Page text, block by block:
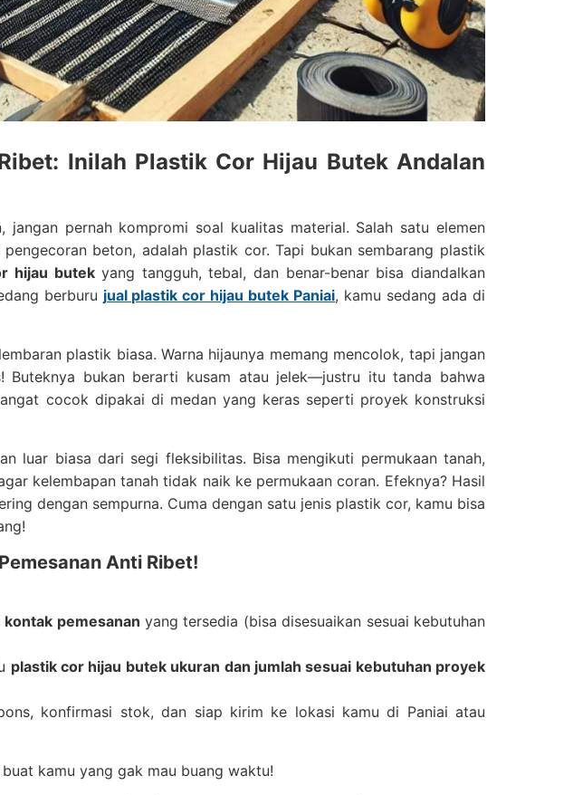
Inilah Plastik Cor Hijau Butek Andalan
jangan pernah kompromi soal kualitas material. Salah satu elemen
beton, adalah plastik cor. Tapi bukan sembarang plastik
hijau butekyang tangguh, tebal, dan benar-benar bisa diandalkan
berburu jual plastik cor hijau butek Paniai, kamu sedang ada di
plastik biasa. Warna hijaunya memang mencolok, tapi jangan
Buteknya bukan berarti kusam atau jelek—justru itu tanda bahwa
cocok dipakai di medan yang keras seperti proyek konstruksi
luar biasa dari segi fleksibilitas. Bisa mengikuti permukaan tanah,
kelembapan tanah tidak naik ke permukaan coran. Efeknya? Hasil
dengan sempurna. Cuma dengan satu jenis plastik cor, kamu bisa
Anti Ribet!
pemesanan yang tersedia (bisa disesuaikan sesuai kebutuhan
plastik cor hijau butek ukuran dan jumlah sesuai kebutuhan proyek
konfirmasi stok, dan siap kirim ke lokasi kamu di Paniai atau
kamu yang gak mau buang waktu!